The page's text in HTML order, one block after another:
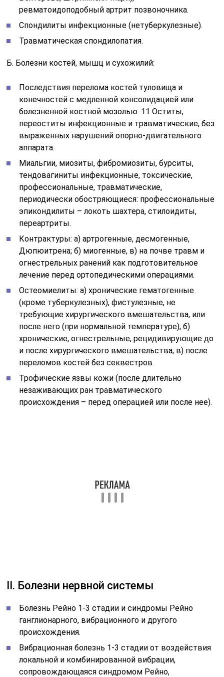
Миальгии, миозиты, фибромиозиты, бурситы,
тендовагиниты инфекционные, токсические,
профессиональные, травматические,
периодически обостряющиеся: профессиональные
переартриты.
Дюпюитрена; б) миогенные, в) на почве травм и
огнестрельных ранений как подготовительное
лечение перед ортопедическими операциями.
Остеомиелиты: а) хронические гематогенные
(кроме туберкулезных), фистулезные, не
требующие хирургического вмешательства, или
после него (при нормальной температуре); б)
хронические, огнестрельные, рецидивирующие до
и после хирургического вмешательства; в) после
переломов костей без секвестров.
Трофические язвы кожи (после длительно
незаживающих ран травматического
происхождения – перед операцией или после нее).
II. Болезни нервной системы
Болезнь Рейно 1-3 стадии и синдромы Рейно
ганглионарного, вибрационного и другого
происхождения.
Вибрационная болезнь 1-3 стадии от воздействия
локальной и комбинированной вибрации,
сопровождающаяся синдромом Рейно,
вегетативным полиневритом и мышечными
нарушениями.
Прогрессирующая мышечная дистрофия (Эрба,
Ландузи-Дежерина, Кюгельберга-Беландера,
Острые хронические (в стадии выраженного
обострения) воспалительные процессы.
Злокачественные новообразования. Миомы,
фибромиомы, кисты яичников, функциональная
недостаточность яичников на почве эндокринных